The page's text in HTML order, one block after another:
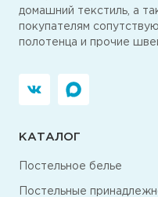
домашний текстиль, а
покупателям
полотенца и прочие
КАТАЛОГ
Постельное белье
Постельные